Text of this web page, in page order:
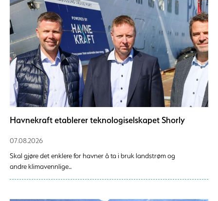
Havnekraft etablerer teknologiselskapet Shorly
07.08.2026
Skal gjøre det enklere for havner å ta i bruk landstrøm og
andre klimavennlige...